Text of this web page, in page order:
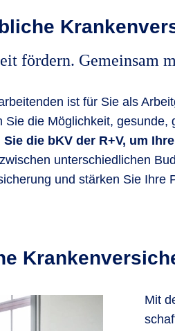
fördern. Gemeinsam
ist für Sie als
die Möglichkeit,
Sie die bKV der R+V, um
unterschiedlichen
und stärken Sie Ihre
Mit